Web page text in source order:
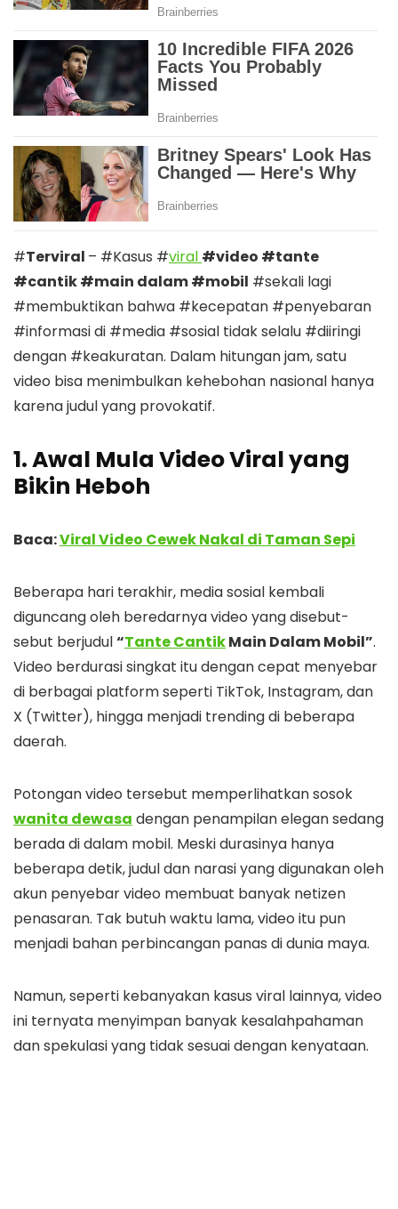
#Terviral – #Kasus #viral #video #tante
#cantik #main dalam #mobil #sekali lagi
#membuktikan bahwa #kecepatan #penyebaran
#informasi di #media #sosial tidak selalu #diiringi
dengan #keakuratan. Dalam hitungan jam, satu
video bisa menimbulkan kehebohan nasional hanya
karena judul yang provokatif.
1. Awal Mula Video Viral yang
Bikin Heboh
Baca:Viral Video Cewek Nakal di Taman Sepi
Beberapa hari terakhir, media sosial kembali
diguncang oleh beredarnya video yang disebut-
sebut berjudul“Tante CantikMain Dalam Mobil”.
Video berdurasi singkat itu dengan cepat menyebar
di berbagai platform seperti TikTok, Instagram, dan
X (Twitter), hingga menjadi trending di beberapa
daerah.
Potongan video tersebut memperlihatkan sosok
wanita dewasa dengan penampilan elegan sedang
berada di dalam mobil. Meski durasinya hanya
beberapa detik, judul dan narasi yang digunakan oleh
akun penyebar video membuat banyak netizen
penasaran. Tak butuh waktu lama, video itu pun
menjadi bahan perbincangan panas di dunia maya.
Namun, seperti kebanyakan kasus viral lainnya, video
ini ternyata menyimpan banyak kesalahpahaman
dan spekulasi yang tidak sesuai dengan kenyataan.